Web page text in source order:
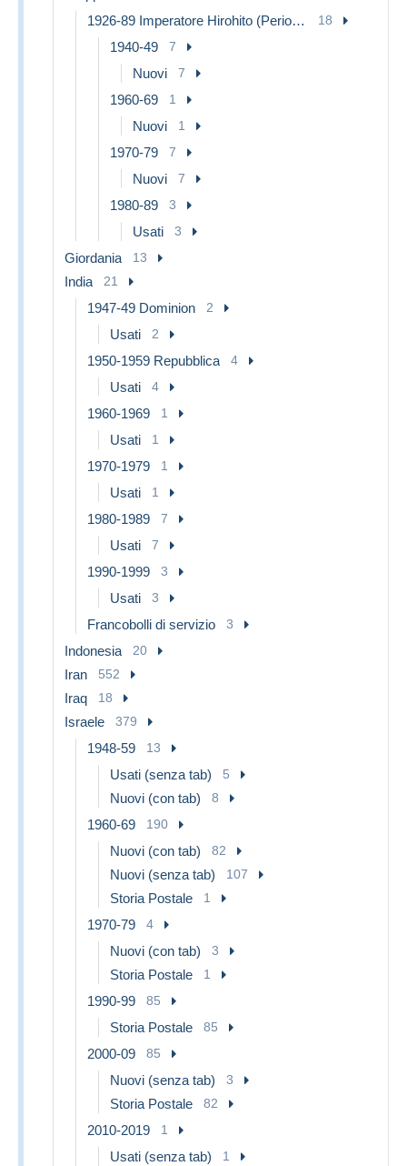
1926-89 Imperatore Hirohito (Periodo Showa) 18
1940-49 7
Nuovi 7
1960-69 1
Nuovi 1
1970-79 7
Nuovi 7
1980-89 3
Usati 3
Giordania 13
India 21
1947-49 Dominion 2
Usati 2
1950-1959 Repubblica 4
Usati 4
1960-1969 1
Usati 1
1970-1979 1
Usati 1
1980-1989 7
Usati 7
1990-1999 3
Usati 3
Francobolli di servizio 3
Indonesia 20
Iran 552
Iraq 18
Israele 379
1948-59 13
Usati (senza tab) 5
Nuovi (con tab) 8
1960-69 190
Nuovi (con tab) 82
Nuovi (senza tab) 107
Storia Postale 1
1970-79 4
Nuovi (con tab) 3
Storia Postale 1
1990-99 85
Storia Postale 85
2000-09 85
Nuovi (senza tab) 3
Storia Postale 82
2010-2019 1
Usati (senza tab) 1